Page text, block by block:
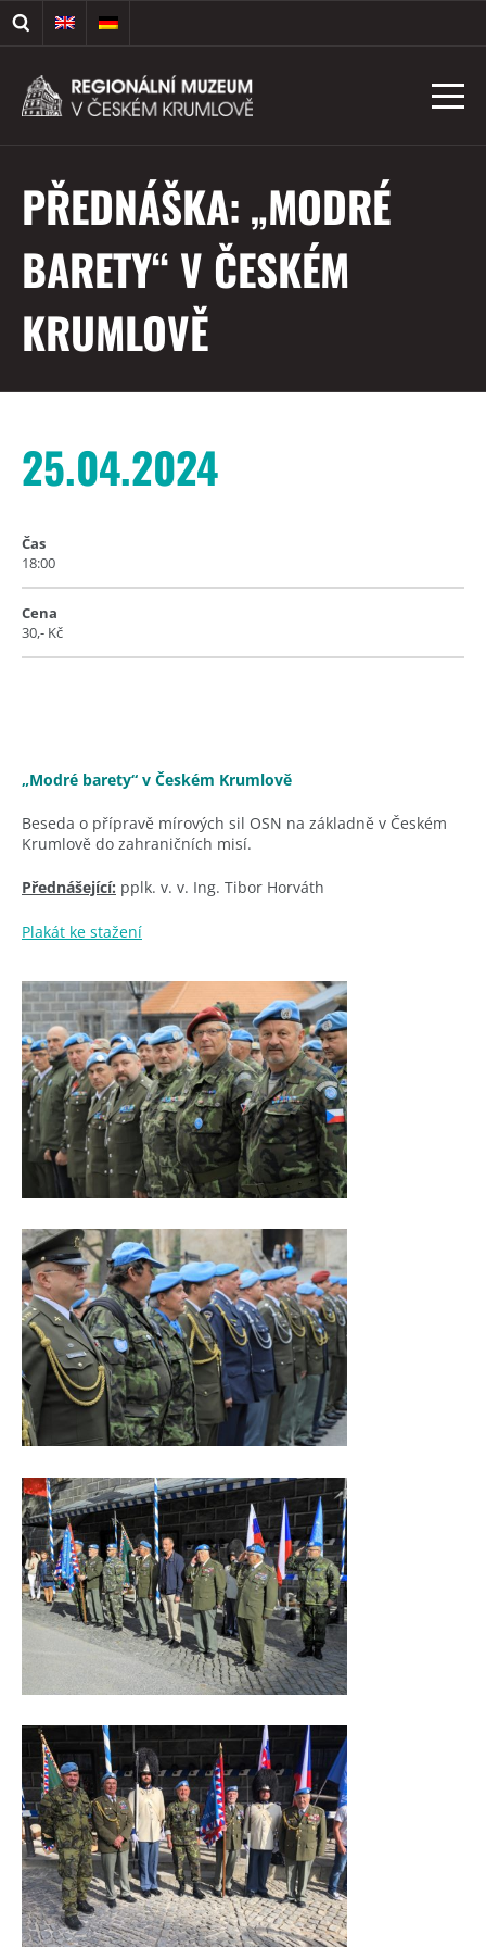
PŘEDNÁŠKA: „MODRÉ
BARETY“ V ČESKÉM
KRUMLOVĚ
25.04.2024
Čas
18:00
Cena
30,- Kč
„Modré barety“ v Českém Krumlově
Beseda o přípravě mírových sil OSN na základně v Českém
Krumlově do zahraničních misí.
Přednášející: pplk. v. v. Ing. Tibor Horváth
Plakát ke stažení